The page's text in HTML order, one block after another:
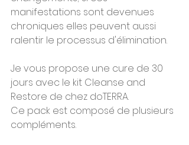
manifestations sont devenues
chroniques elles peuvent aussi
ralentir le processus d'élimination.
Je vous propose une cure de 30
jours avec le kit Cleanse and
Restore de chez doTERRA.
Ce pack est composé de plusieurs
compléments.